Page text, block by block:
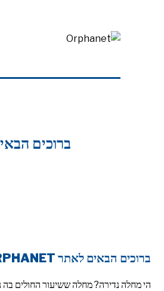
ברוכים הבאים
ברוכים הבאים לאתר ORPHANET ישראל!